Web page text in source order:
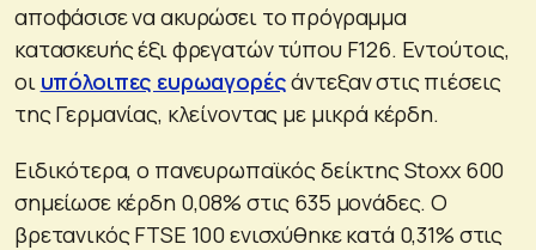
αποφάσισε να ακυρώσει το πρόγραμμα
κατασκευής έξι φρεγατών τύπου F126. Εντούτοις,
οι υπόλοιπες ευρωαγορέςάντεξαν στις πιέσεις
της Γερμανίας, κλείνοντας με μικρά κέρδη.
Ειδικότερα, ο πανευρωπαϊκός δείκτης Stoxx 600
σημείωσε κέρδη 0,08% στις 635 μονάδες. Ο
βρετανικός FTSE 100 ενισχύθηκε κατά 0,31% στις